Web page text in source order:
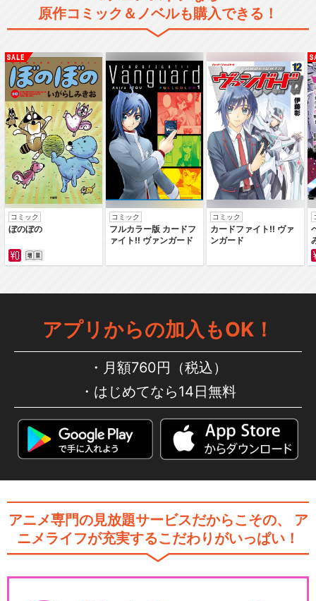
ASTROBOY 鉄腕アトム
ASTROBOY 鉄腕アトム ～特
別編：アトム…
ASTROBOY 鉄腕アトム 特別
編：イワンの…
編：輝ける地…
GO!GO!アトム
ジェッターマルス
閉じる
原作コミック＆ノベルも購入できる！
コミック
ぼのぼの
コミック
フルカラー版 カードフ
ァイト‼ ヴァンガード
コミック
カードファイト‼ ヴァ
ンガード
アプリからの加入もOK！
月額760円（税込）
はじめてなら14日無料
アニメ専門の見放題サービスだからこその、
ア
ニメライフが充実するこだわりがいっぱい！